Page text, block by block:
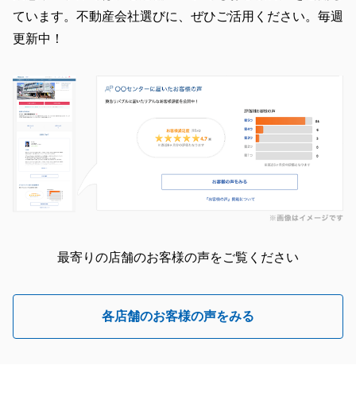
ています。不動産会社選びに、ぜひご活用ください。毎週
更新中！
最寄りの店舗のお客様の声をご覧ください
各店舗のお客様の声をみる